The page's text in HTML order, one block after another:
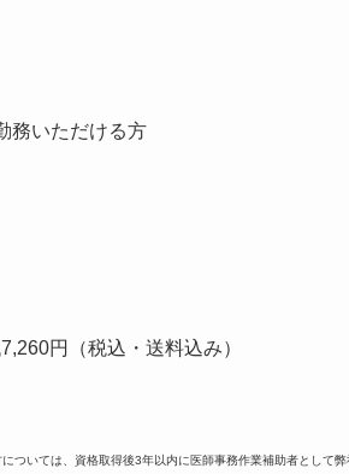
務いただける方
（税込・送料込み）
いては、資格取得後3年以内に医師事務作業補助者として